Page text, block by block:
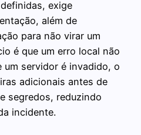
exige
além de
para não virar um
é que um erro local não
um servidor é invadido, o
adicionais antes de
segredos, reduzindo
incidente.